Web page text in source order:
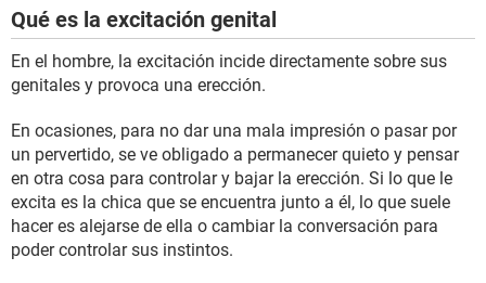
Qué es la excitación genital
En el hombre, la excitación incide directamente sobre sus
genitales y provoca una erección.
En ocasiones, para no dar una mala impresión o pasar por
un pervertido, se ve obligado a permanecer quieto y pensar
en otra cosa para controlar y bajar la erección. Si lo que le
excita es la chica que se encuentra junto a él, lo que suele
hacer es alejarse de ella o cambiar la conversación para
poder controlar sus instintos.